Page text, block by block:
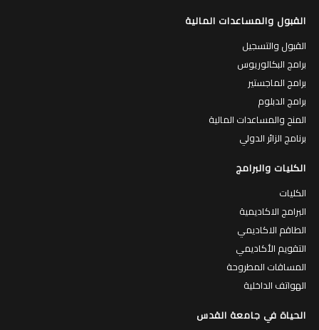
القبول والمساعدات المالية
القبول والتسجيل
برامج البكالوريوس
برامج الماجستير
برامج الدبلوم
المنح والمساعدات المالية
برنامج الزائر الدولي
الكليات والبرامج
الكليات
البرامج الاكاديمية
الطاقم الاكاديمي
التقويم الأكاديمي
المساقات المطروحة
الهواتف الداخلية
الحياة في جامعة القدس